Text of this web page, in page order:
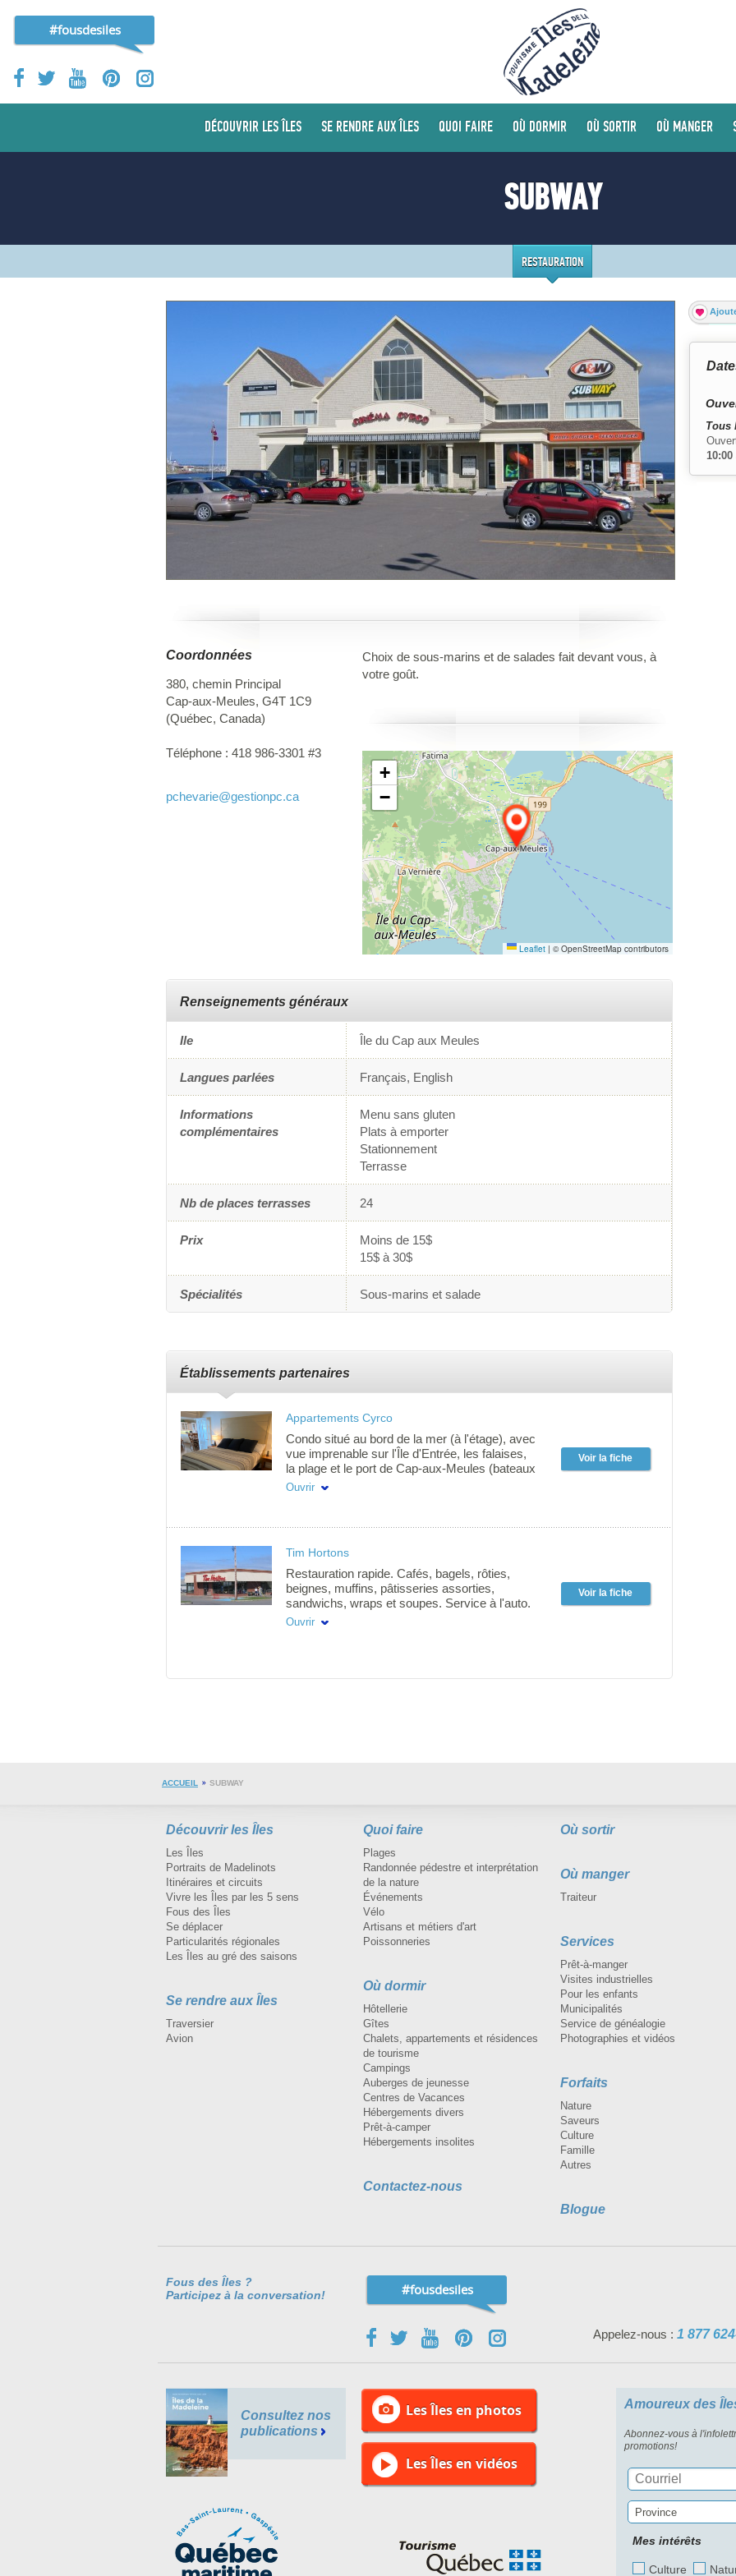
#fousdesiles
DÉCOUVRIR LES ÎLES SE RENDRE AUX ÎLES QUOI FAIRE OÙ DORMIR OÙ SORTIR OÙ MANGER
SUBWAY
RESTAURATION
Choix de sous-marins et de salades fait devant vous, à
votre goût.
Coordonnées
380, chemin Principal
Cap-aux-Meules, G4T 1C9
(Québec, Canada)
Téléphone : 418 986-3301 #3
pchevarie@gestionpc.ca
+
−
Leaflet | © OpenStreetMap contributors
Renseignements généraux
Ile Île du Cap aux Meules
Langues parlées Français, English
Informations
complémentaires
Menu sans gluten
Plats à emporter
Stationnement
Terrasse
Nb de places terrasses 24
Prix
Moins de 15$
15$ à 30$
Spécialités Sous-marins et salade
Établissements partenaires
Voir la fiche
Appartements Cyrco
Condo situé au bord de la mer (à l'étage), avec
vue imprenable sur l'Île d'Entrée, les falaises,
la plage et le port de Cap-aux-Meules (bateaux
de pêche). Réveillez-vous au son de la mer et
nuits minimum.
Ouvrir
Voir la fiche
Tim Hortons
Restauration rapide. Cafés, bagels, rôties,
beignes, muffins, pâtisseries assorties,
sandwichs, wraps et soupes. Service à l'auto.
Ouvert à l'année.
Ouvrir
Tous
10:00
ACCUEIL SUBWAY
Découvrir les Îles
Les Îles
Portraits de Madelinots
Itinéraires et circuits
Vivre les Îles par les 5 sens
Fous des Îles
Se déplacer
Particularités régionales
Les Îles au gré des saisons
Se rendre aux Îles
Traversier
Avion
Quoi faire
Plages
Randonnée pédestre et interprétation
de la nature
Événements
Vélo
Artisans et métiers d'art
Poissonneries
Où dormir
Hôtellerie
Gîtes
Chalets, appartements et résidences
de tourisme
Campings
Auberges de jeunesse
Centres de Vacances
Hébergements divers
Prêt-à-camper
Hébergements insolites
Contactez-nous
Où sortir
Où manger
Traiteur
Services
Prêt-à-manger
Visites industrielles
Pour les enfants
Municipalités
Service de généalogie
Photographies et vidéos
Forfaits
Nature
Saveurs
Culture
Famille
Autres
Blogue
Fous des Îles ?
Participez à la conversation!
#fousdesiles
Appelez-nous : 1 877
Consultez nos
publications
Les Îles en photos
Les Îles en vidéos
Amoureux des
Abonnez-vous à
promotions!
Province
Mes intérêts
Culture